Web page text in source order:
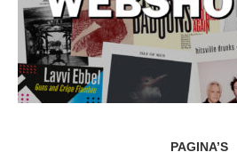
PAGINA’S